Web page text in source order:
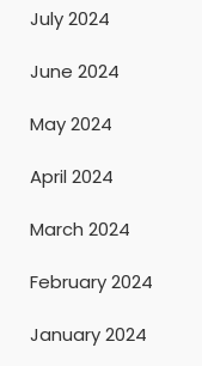
July 2024
June 2024
May 2024
April 2024
March 2024
February 2024
January 2024